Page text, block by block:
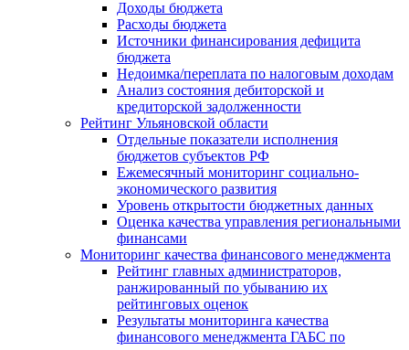
Доходы бюджета
Расходы бюджета
Источники финансирования дефицита
бюджета
Недоимка/переплата по налоговым доходам
Анализ состояния дебиторской и
кредиторской задолженности
Рейтинг Ульяновской области
Отдельные показатели исполнения
бюджетов субъектов РФ
Ежемесячный мониторинг социально-
экономического развития
Уровень открытости бюджетных данных
Оценка качества управления региональными
финансами
Мониторинг качества финансового менеджмента
Рейтинг главных администраторов,
ранжированный по убыванию их
рейтинговых оценок
Результаты мониторинга качества
финансового менеджмента ГАБС по